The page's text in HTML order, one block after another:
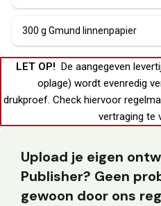
300 g Gmund linnenpapier
LET OP! De aangegeven
oplage) wordt evenredig
drukproef. Check hiervoor
vertraging te
Upload je eigen
Publisher? Geen
gewoon door ons